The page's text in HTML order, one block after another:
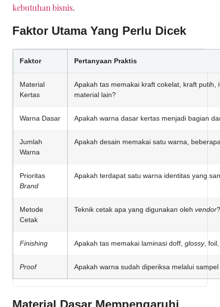
kebutuhan bisnis.
Faktor Utama Yang Perlu Dicek
Faktor Pertanyaan Praktis
Material
Kertas
Apakah tas memakai kraft cokelat, kraft putih,
material lain?
Warna Dasar Apakah warna dasar kertas menjadi bagian
Jumlah
Warna
Apakah desain memakai satu warna,
Prioritas
Brand
Apakah terdapat satu warna identitas yang
Metode
Cetak
Teknik cetak apa yang digunakan oleh vendor?
Finishing Apakah tas memakai laminasi doff, glossy,
Proof Apakah warna sudah diperiksa melalui
Material Dasar Mempengaruhi